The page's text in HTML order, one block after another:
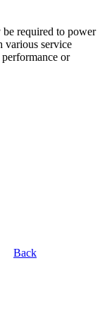
required to power
service
or
Back